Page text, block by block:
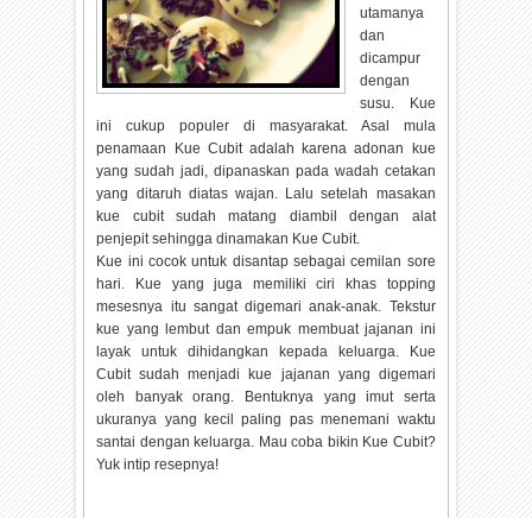
utamanya
dan
dicampur
dengan
susu. Kue
ini cukup populer di masyarakat. Asal mula
penamaan Kue Cubit adalah karena adonan kue
yang sudah jadi, dipanaskan pada wadah cetakan
yang ditaruh diatas wajan. Lalu setelah masakan
kue cubit sudah matang diambil dengan alat
penjepit sehingga dinamakan Kue Cubit.
Kue ini cocok untuk disantap sebagai cemilan sore
hari. Kue yang juga memiliki ciri khas topping
mesesnya itu sangat digemari anak-anak. Tekstur
kue yang lembut dan empuk membuat jajanan ini
layak untuk dihidangkan kepada keluarga. Kue
Cubit sudah menjadi kue jajanan yang digemari
oleh banyak orang. Bentuknya yang imut serta
ukuranya yang kecil paling pas menemani waktu
santai dengan keluarga. Mau coba bikin Kue Cubit?
Yuk intip resepnya!